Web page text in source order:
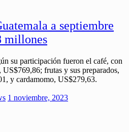
a septiembre
millones
su participación fueron el café, con
frutas y sus preparados,
y cardamomo, US$279,63.
1 noviembre, 2023